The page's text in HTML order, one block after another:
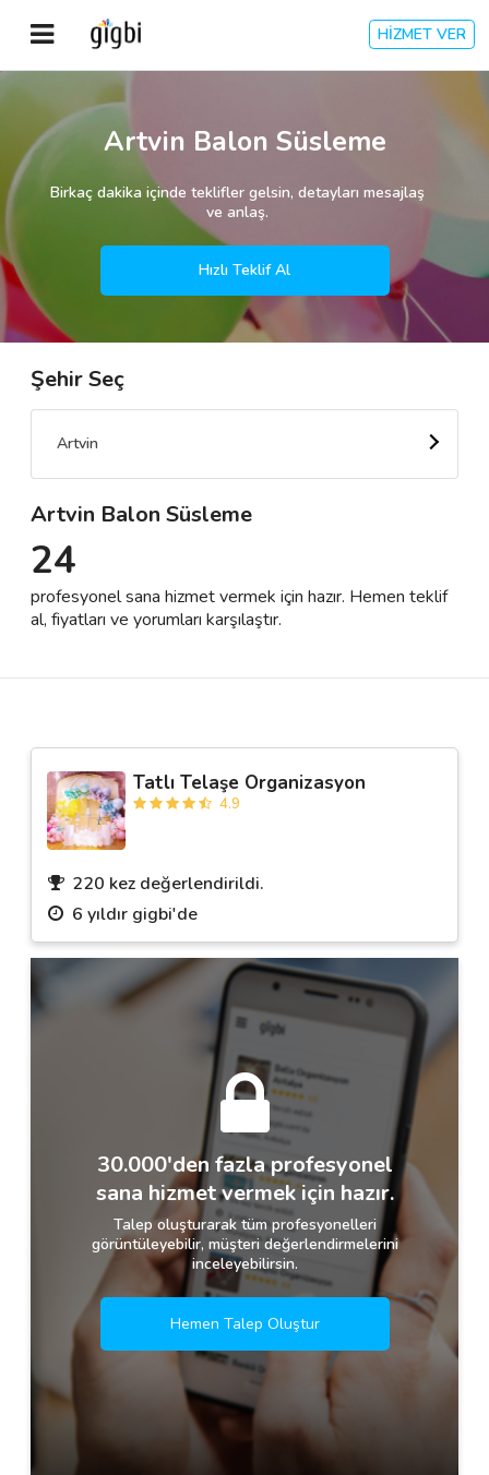
HİZMET VER
Anasayfa
Giriş Yap
Kategoriler
🎈 Biz Kimiz?
🌟 Müşteri Değerlendirmeleri
Destek
İletişim
Artvin Balon Süsleme
Birkaç dakika içinde teklifler gelsin, detayları mesajlaş
ve anlaş.
Hızlı Teklif Al
Şehir Seç
Artvin
Artvin Balon Süsleme
24
profesyonel sana hizmet vermek için hazır. Hemen teklif
al, fiyatları ve yorumları karşılaştır.
Tatlı Telaşe Organizasyon
4.9
220 kez değerlendirildi.
6 yıldır gigbi'de
30.000'den fazla profesyonel
sana hizmet vermek için hazır.
Talep oluşturarak tüm profesyonelleri
görüntüleyebilir, müşteri değerlendirmelerini
inceleyebilirsin.
Hemen Talep Oluştur